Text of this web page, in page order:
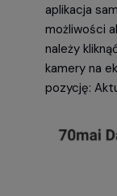
aplikacja
możliwości
należy
kamery na
pozycję: